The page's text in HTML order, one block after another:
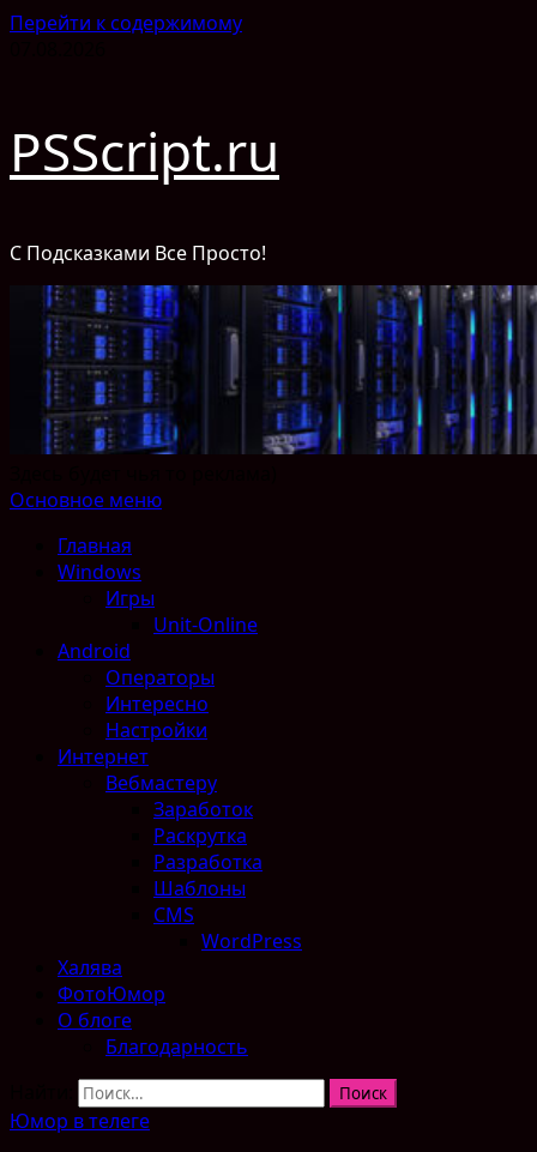
Перейти к содержимому
PSScript.ru
С Подсказками Все Просто!
Основное меню
Главная
Windows
Игры
Unit-Online
Android
Операторы
Интересно
Настройки
Интернет
Вебмастеру
Заработок
Раскрутка
Разработка
Шаблоны
CMS
WordPress
Халява
ФотоЮмор
О блоге
Благодарность
Юмор в телеге